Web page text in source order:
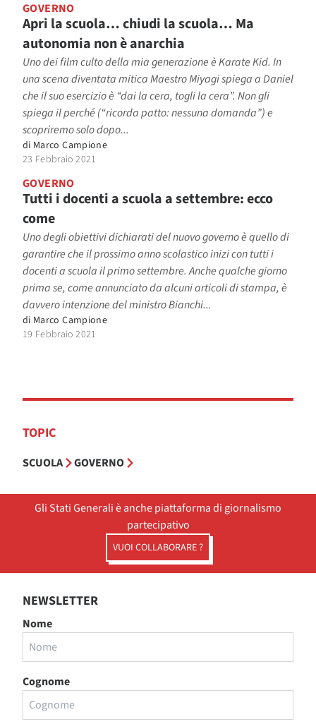
GOVERNO
Apri la scuola… chiudi la scuola… Ma
autonomia non è anarchia
Uno dei film culto della mia generazione è Karate Kid. In
una scena diventata mitica Maestro Miyagi spiega a Daniel
che il suo esercizio è “dai la cera, togli la cera”. Non gli
spiega il perché (“ricorda patto: nessuna domanda”) e
scopriremo solo dopo...
di Marco Campione
23 Febbraio 2021
GOVERNO
Tutti i docenti a scuola a settembre: ecco
come
Uno degli obiettivi dichiarati del nuovo governo è quello di
garantire che il prossimo anno scolastico inizi con tutti i
docenti a scuola il primo settembre. Anche qualche giorno
prima se, come annunciato da alcuni articoli di stampa, è
davvero intenzione del ministro Bianchi...
di Marco Campione
19 Febbraio 2021
TOPIC
SCUOLA GOVERNO
Gli Stati Generali è anche piattaforma di giornalismo
partecipativo
VUOI COLLABORARE ?
NEWSLETTER
Nome
Cognome